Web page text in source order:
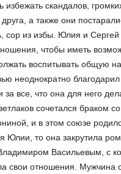
избежать скандалов,
а также они
сор из избы. Юлия и
чтобы иметь
воспитывать общую
неоднократно
все, что она для него
сочетался браком
и в этом союзе
Юлии, то она закрутила
Васильевым, с
свои отношения. Мужчина